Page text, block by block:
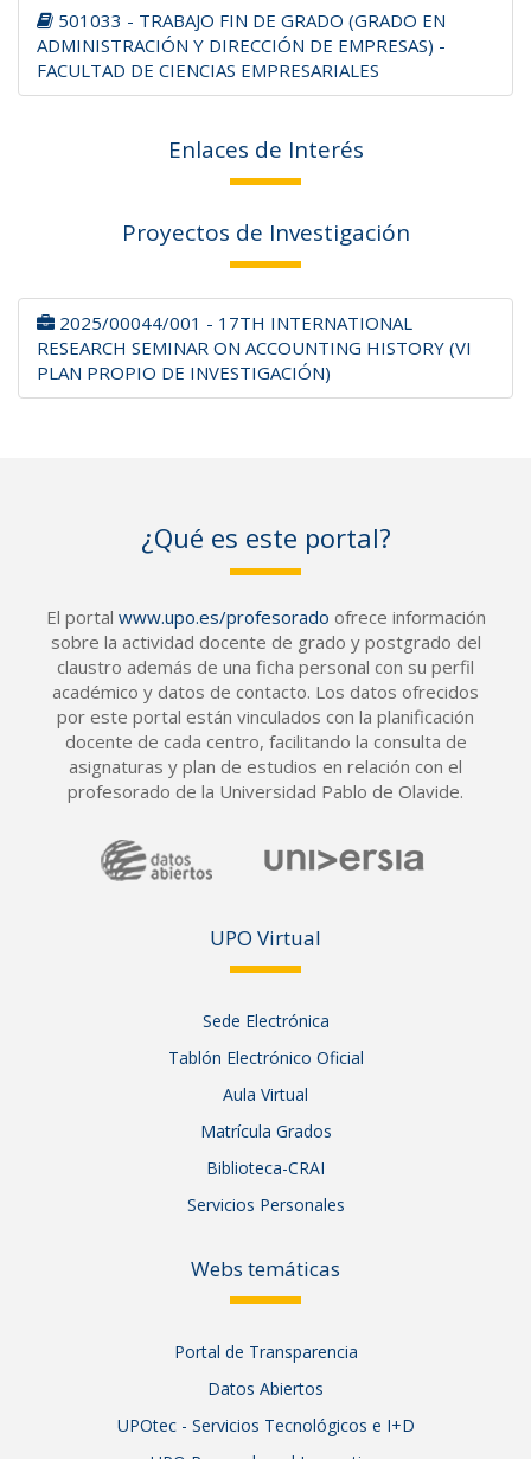
501033 - TRABAJO FIN DE GRADO (GRADO EN
ADMINISTRACIÓN Y DIRECCIÓN DE EMPRESAS) -
FACULTAD DE CIENCIAS EMPRESARIALES
Enlaces de Interés
Proyectos de Investigación
2025/00044/001 - 17TH INTERNATIONAL
RESEARCH SEMINAR ON ACCOUNTING HISTORY (VI
PLAN PROPIO DE INVESTIGACIÓN)
¿Qué es este portal?
El portal www.upo.es/profesorado ofrece información
sobre la actividad docente de grado y postgrado del
claustro además de una ficha personal con su perfil
académico y datos de contacto. Los datos ofrecidos
por este portal están vinculados con la planificación
docente de cada centro, facilitando la consulta de
asignaturas y plan de estudios en relación con el
profesorado de la Universidad Pablo de Olavide.
UPO Virtual
Sede Electrónica
Tablón Electrónico Oficial
Aula Virtual
Matrícula Grados
Biblioteca-CRAI
Servicios Personales
Webs temáticas
Portal de Transparencia
Datos Abiertos
UPOtec - Servicios Tecnológicos e I+D